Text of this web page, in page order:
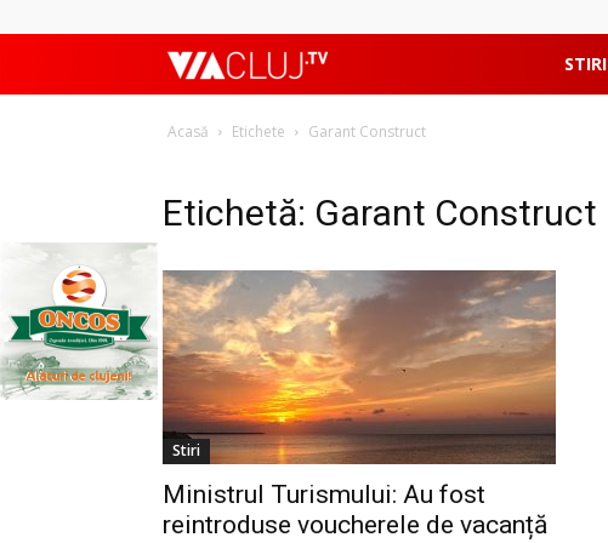
ViaClujTV STIRI
Acasă Etichete Garant Construct
Etichetă: Garant Construct
Stiri
Ministrul Turismului: Au fost
reintroduse voucherele de vacanță